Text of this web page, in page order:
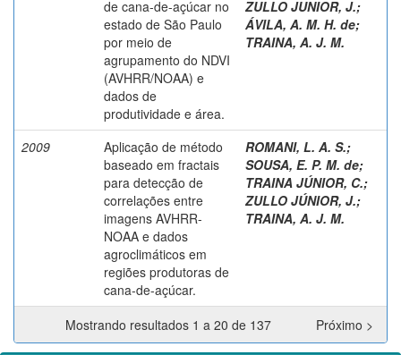
de cana-de-açúcar no
estado de São Paulo
por meio de
agrupamento do NDVI
(AVHRR/NOAA) e
dados de
produtividade e área.
ZULLO JUNIOR, J.;
ÁVILA, A. M. H. de;
TRAINA, A. J. M.
2009
Aplicação de método
baseado em fractais
para detecção de
correlações entre
imagens AVHRR-
NOAA e dados
agroclimáticos em
regiões produtoras de
cana-de-açúcar.
ROMANI, L. A. S.;
SOUSA, E. P. M. de;
TRAINA JÚNIOR, C.;
ZULLO JÚNIOR, J.;
TRAINA, A. J. M.
Mostrando resultados 1 a 20 de 137 Próximo >